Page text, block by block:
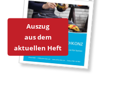
Auszug
aus dem
aktuellen Heft